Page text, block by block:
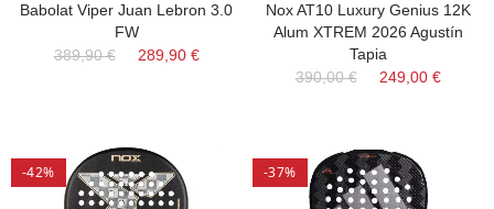
Babolat Viper Juan Lebron 3.0
FW
389,90 €
289,90 €
Nox AT10 Luxury Genius 12K
Alum XTREM 2026 Agustín
Tapia
390,00 €
249,00 €
-42% -37%